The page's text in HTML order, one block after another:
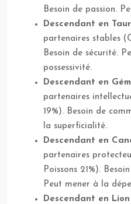
Besoin de passion.
Descendant en
partenaires stables
Besoin de sécurité.
possessivité.
Descendant en
partenaires
19%). Besoin de
la superficialité.
Descendant en
partenaires
Poissons 21%).
Peut mener à la
Descendant en Lion